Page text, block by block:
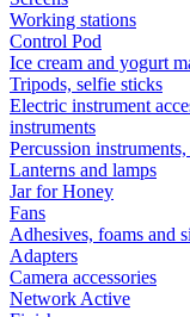
Working stations
Control Pod
Ice cream and yogurt
Tripods, selfie sticks
Electric instrument
instruments
Percussion
Lanterns and lamps
Jar for Honey
Fans
Adhesives, foams and
Adapters
Camera accessories
Network Active